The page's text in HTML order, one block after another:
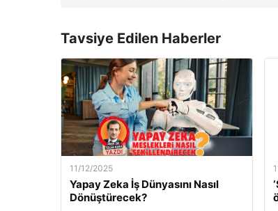
Tavsiye Edilen Haberler
11/12/2025
Yapay Zeka İş Dünyasını Nasıl
Dönüştürecek?